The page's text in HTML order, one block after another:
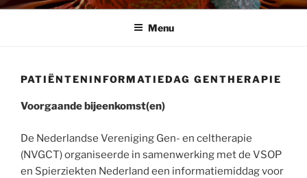
Menu
PATIËNTENINFORMATIEDAG GENTHERAPIE
Voorgaande bijeenkomst(en)
De Nederlandse Vereniging Gen- en celtherapie
(NVGCT) organiseerde in samenwerking met de VSOP
en Spierziekten Nederland een informatiemiddag voor